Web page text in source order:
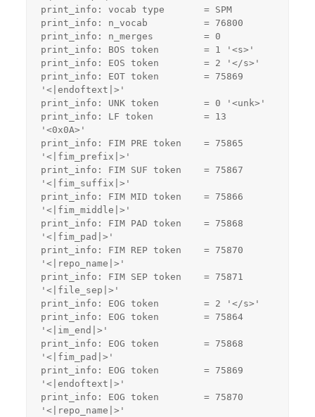
print_info: vocab type       = SPM
print_info: n_vocab          = 76800
print_info: n_merges         = 0
print_info: BOS token        = 1 '<s>'
print_info: EOS token        = 2 '</s>'
print_info: EOT token        = 75869
'<|endoftext|>'
print_info: UNK token        = 0 '<unk>'
print_info: LF token         = 13
'<0x0A>'
print_info: FIM PRE token    = 75865
'<|fim_prefix|>'
print_info: FIM SUF token    = 75867
'<|fim_suffix|>'
print_info: FIM MID token    = 75866
'<|fim_middle|>'
print_info: FIM PAD token    = 75868
'<|fim_pad|>'
print_info: FIM REP token    = 75870
'<|repo_name|>'
print_info: FIM SEP token    = 75871
'<|file_sep|>'
print_info: EOG token        = 2 '</s>'
print_info: EOG token        = 75864
'<|im_end|>'
print_info: EOG token        = 75868
'<|fim_pad|>'
print_info: EOG token        = 75869
'<|endoftext|>'
print_info: EOG token        = 75870
'<|repo_name|>'